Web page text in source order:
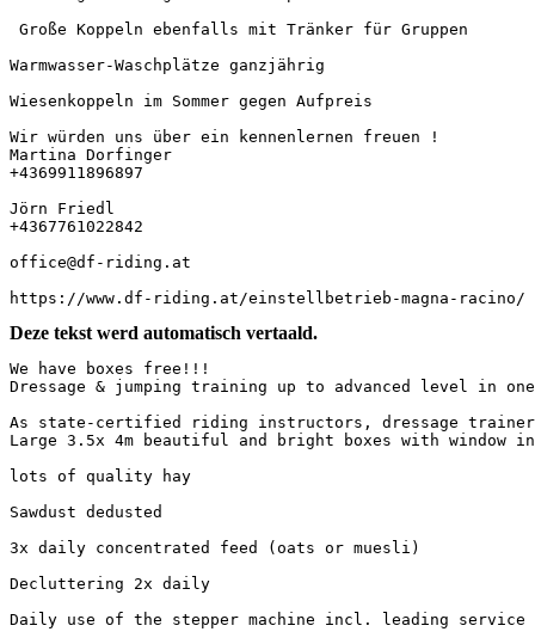
Große Koppeln ebenfalls mit Tränker für Gruppen
Warmwasser-Waschplätze ganzjährig
Wiesenkoppeln im Sommer gegen Aufpreis
Wir würden uns über ein kennenlernen freuen !
Martina Dorfinger
+4369911896897
Jörn Friedl
+4367761022842
office@df-riding.at
https://www.df-riding.at/einstellbetrieb-magna-racino/
Deze tekst werd automatisch vertaald.
We have boxes free!!!
Dressage & jumping training up to advanced level in
As state-certified riding instructors, dressage trainers
Large 3.5x 4m beautiful and bright boxes with
lots of quality hay
Sawdust dedusted
3x daily concentrated feed (oats or muesli)
Decluttering 2x daily
Daily use of the stepper machine incl. leading service